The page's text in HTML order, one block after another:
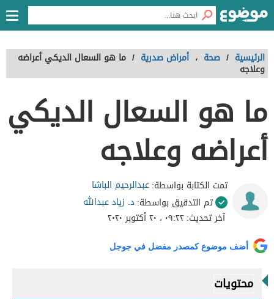
الرئيسية / صحة ، أمراض صدرية / ما هو السعال الديكي أعراضه
وعلاجه
ما هو السعال الديكي
أعراضه وعلاجه
تمت الكتابة بواسطة:عبدالرحيم الباشا
تم التدقيق بواسطة:د. زياد عبدالله
آخر تحديث:٠٩:٢٢ ، ٢٠ أكتوبر ٢٠٢٠
أضف موضوع كمصدر مفضل في جوجل
محتويات